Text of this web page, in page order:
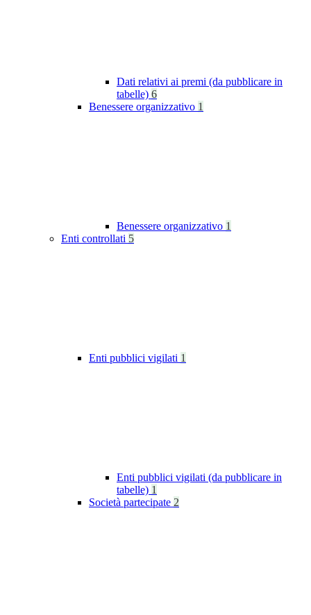
Dati relativi ai premi (da pubblicare in
tabelle) 6
Benessere organizzativo 1
Benessere organizzativo 1
Enti controllati 5
Enti pubblici vigilati 1
Enti pubblici vigilati (da pubblicare in
tabelle) 1
Società partecipate 2